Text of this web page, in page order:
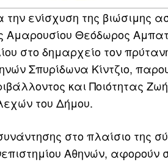
ενίσχυση της βιώσιμης
Αμαρουσίου Θεόδωρος
στο δημαρχείο τον
Σπυρίδωνα Κίντζιο,
και Ποιότητας
του Δήμου.
στο πλαίσιο της
Αθηνών,